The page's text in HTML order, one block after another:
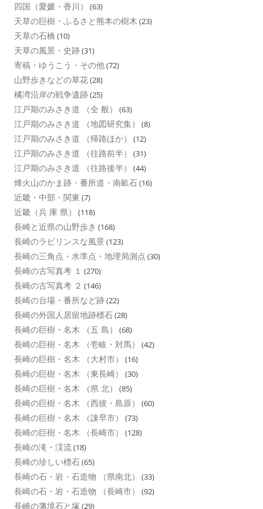
四国（愛媛・香川） (63)
天草の巨樹・ふるさと熊本の樹木 (23)
天草の石橋 (10)
天草の風景・史跡(31)
寄稿・ゆうこう・その他(72)
山野歩きなどの草花(28)
橘湾沿岸の戦争遺跡(25)
江戸期のみさき道 （全 般） (63)
江戸期のみさき道 （地図研究集） (8)
江戸期のみさき道 （帰路ほか） (12)
江戸期のみさき道 （往路前半） (31)
江戸期のみさき道 （往路後半） (44)
烽火山のかま跡・番所道・南畝石(16)
近畿・中部・関東 (7)
近畿（兵 庫 県） (118)
長崎と近県の山野歩き (168)
長崎のラビリンスな風景 (123)
長崎の三角点・水準点・地理局測点 (30)
長崎の古写真考 １ (270)
長崎の古写真考 ２ (146)
長崎の台場・番所など跡(22)
長崎の外国人居留地跡標石(28)
長崎の巨樹・名木 （五 島） (68)
長崎の巨樹・名木 （壱岐・対馬） (42)
長崎の巨樹・名木 （大村市） (16)
長崎の巨樹・名木 （東長崎） (30)
長崎の巨樹・名木 （県 北） (85)
長崎の巨樹・名木 （西彼・島原） (60)
長崎の巨樹・名木 （諌早市） (73)
長崎の巨樹・名木 （長崎市） (128)
長崎の滝・渓流(18)
長崎の珍しい標石(65)
長崎の石・岩・石造物 （県南北） (33)
長崎の石・岩・石造物 （長崎市） (92)
長崎の藩境石と塚 (29)